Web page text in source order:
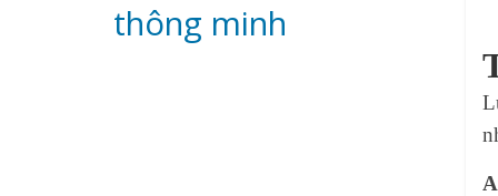
‌thông‌ ‌minh